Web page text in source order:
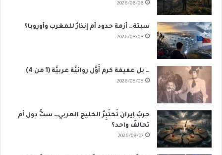
2026/08/08
سبتة… أزمة حدود أم إنذارٌ للمغرب وأوروبا؟
2026/08/08
… بل عفيفة كرم أَوَّل روائيَّة عربيَّة (1 من 4)
2026/08/08
حربُ إيران تَختَبِرُ الخليج العربي… ستُّ دول أم
تحالفٌ واحد؟
2026/08/07